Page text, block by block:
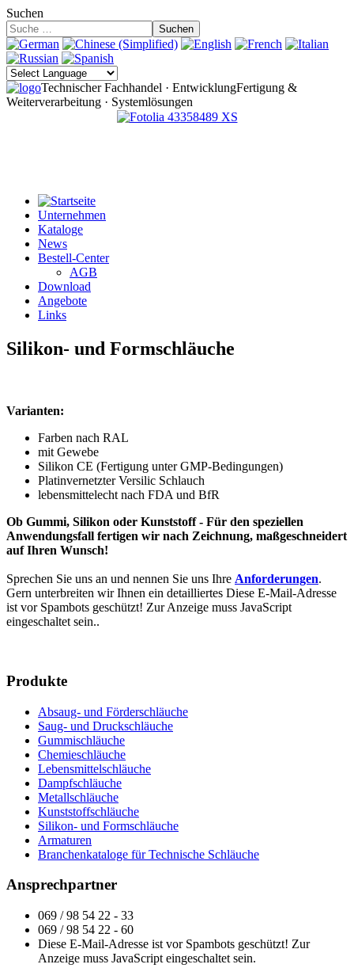
Suchen
Suchen
Technischer Fachhandel · EntwicklungFertigung &
Weiterverarbeitung · Systemlösungen
Unternehmen
Kataloge
News
Bestell-Center
AGB
Download
Angebote
Links
Silikon- und Formschläuche
Varianten:
Farben nach RAL
mit Gewebe
Silikon CE (Fertigung unter GMP-Bedingungen)
Platinvernetzter Versilic Schlauch
lebensmittelecht nach FDA und BfR
Ob Gummi, Silikon oder Kunststoff - Für den speziellen
Anwendungsfall fertigen wir nach Zeichnung, maßgeschneidert
auf Ihren Wunsch!
Sprechen Sie uns an und nennen Sie uns Ihre Anforderungen.
Gern unterbreiten wir Ihnen ein detailliertes Diese E-Mail-Adresse
ist vor Spambots geschützt! Zur Anzeige muss JavaScript
eingeschaltet sein..
Produkte
Absaug- und Förderschläuche
Saug- und Druckschläuche
Gummischläuche
Chemieschläuche
Lebensmittelschläuche
Dampfschläuche
Metallschläuche
Kunststoffschläuche
Silikon- und Formschläuche
Armaturen
Branchenkataloge für Technische Schläuche
Ansprechpartner
069 / 98 54 22 - 33
069 / 98 54 22 - 60
Diese E-Mail-Adresse ist vor Spambots geschützt! Zur
Anzeige muss JavaScript eingeschaltet sein.